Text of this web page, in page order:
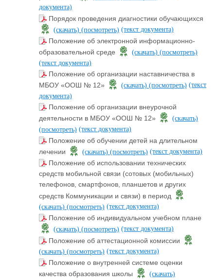
документа)
Порядок проведения диагностики обучающихся
(скачать) (посмотреть) (текст документа)
Положение об электронной информационно-
образовательной среде
(скачать) (посмотреть)
(текст документа)
Положение об организации наставничества в
МБОУ «ООШ № 12»
(скачать) (посмотреть) (текст
документа)
Положение об организации внеурочной
деятельности в МБОУ «ООШ № 12»
(скачать)
(посмотреть) (текст документа)
Положение об обучении детей на длительном
лечении
(скачать) (посмотреть) (текст документа)
Положение об использовании технических
средств мобильной связи (сотовых (мобильных)
телефонов, смартфонов, планшетов и других
средств Коммуникации и связи) в период
(скачать) (посмотреть) (текст документа)
Положение об индивидуальном учебном плане
(скачать) (посмотреть) (текст документа)
Положение об аттестационной комиссии
(скачать) (посмотреть) (текст документа)
Положение о внутренней системе оценки
качества образования школы
(скачать)